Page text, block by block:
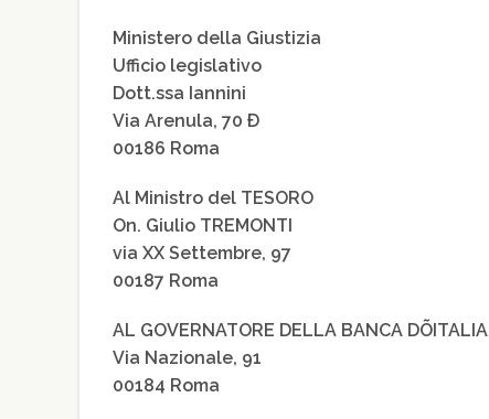
Ministero della Giustizia
Ufficio legislativo
Dott.ssa Iannini
Via Arenula, 70 Ð
00186 Roma
Al Ministro del TESORO
On. Giulio TREMONTI
via XX Settembre, 97
00187 Roma
AL GOVERNATORE DELLA BANCA DÕITALIA
Via Nazionale, 91
00184 Roma